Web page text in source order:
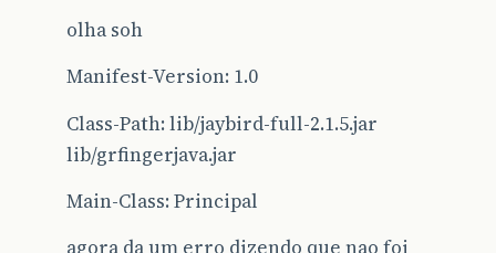
olha soh
Manifest-Version: 1.0
Class-Path: lib/jaybird-full-2.1.5.jar
lib/grfingerjava.jar
Main-Class: Principal